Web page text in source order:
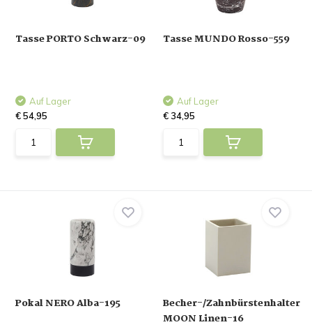
Tasse PORTO Schwarz-09
Auf Lager
€ 54,95
Tasse MUNDO Rosso-559
Auf Lager
€ 34,95
Pokal NERO Alba-195
Becher-/Zahnbürstenhalter
MOON Linen-16